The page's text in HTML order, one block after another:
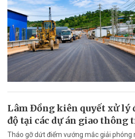
Lâm Đồng kiên quyết xử lý
độ tại các dự án giao thông
Tháo gỡ dứt điểm vướng mắc giải phóng